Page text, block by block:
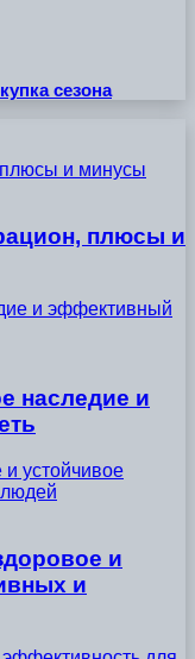
сезона
и минусы
плюсы и
и эффективный
наследие и
устойчивое
и
и